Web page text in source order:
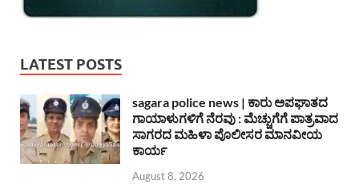
LATEST POSTS
sagara police news | ಕಾರು ಅಪಘಾತದ
ಗಾಯಾಳುಗಳಿಗೆ ನೆರವು : ಮೆಚ್ಚುಗೆಗೆ ಪಾತ್ರವಾದ
ಸಾಗರದ ಮಹಿಳಾ ಪೊಲೀಸರ ಮಾನವೀಯ
ಕಾರ್ಯ
August 8, 2026